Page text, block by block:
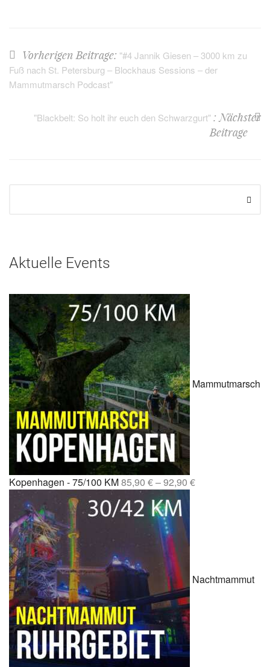
Vorherigen Beitrage: "#4 Jannik Giesen – 3000 km zu
Fuß nach St. Petersburg – Blockhaus Sessions – der
Mammutmarsch Podcast"
"Blackbelt: So holt ihr euch den Schwarzgurt": Nächster
Beitrage
Aktuelle Events
Mammutmarsch
Kopenhagen - 75/100 KM85,90 €–92,90 €
Nachtmammut